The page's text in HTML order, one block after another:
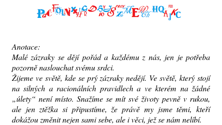
Anotace:
Malé zázraky se dějí pořád a každému z nás, jen je potřeba
pozorně naslouchat svému srdci.
Žijeme ve světě, kde se prý zázraky nedějí. Ve světě, který stojí
na silných a racionálních pravidlech a ve kterém na žádné
„úlety“ není místo. Snažíme se mít své životy pevně v rukou,
ale jen ztěžka si připustíme, že právě my jsme těmi, kteří
dokážou změnit nejen sami sebe, ale i věci, jež se nám nelíbí.